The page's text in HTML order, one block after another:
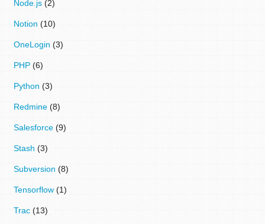
Node.js (2)
Notion (10)
OneLogin (3)
PHP (6)
Python (3)
Redmine (8)
Salesforce (9)
Stash (3)
Subversion (8)
Tensorflow (1)
Trac (13)